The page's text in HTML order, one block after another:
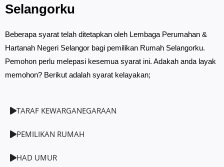
Selangorku
Beberapa syarat telah ditetapkan oleh Lembaga Perumahan &
Hartanah Negeri Selangor bagi pemilikan Rumah Selangorku.
Pemohon perlu melepasi kesemua syarat ini. Adakah anda layak
memohon? Berikut adalah syarat kelayakan;
TARAF KEWARGANEGARAAN
PEMILIKAN RUMAH
HAD UMUR